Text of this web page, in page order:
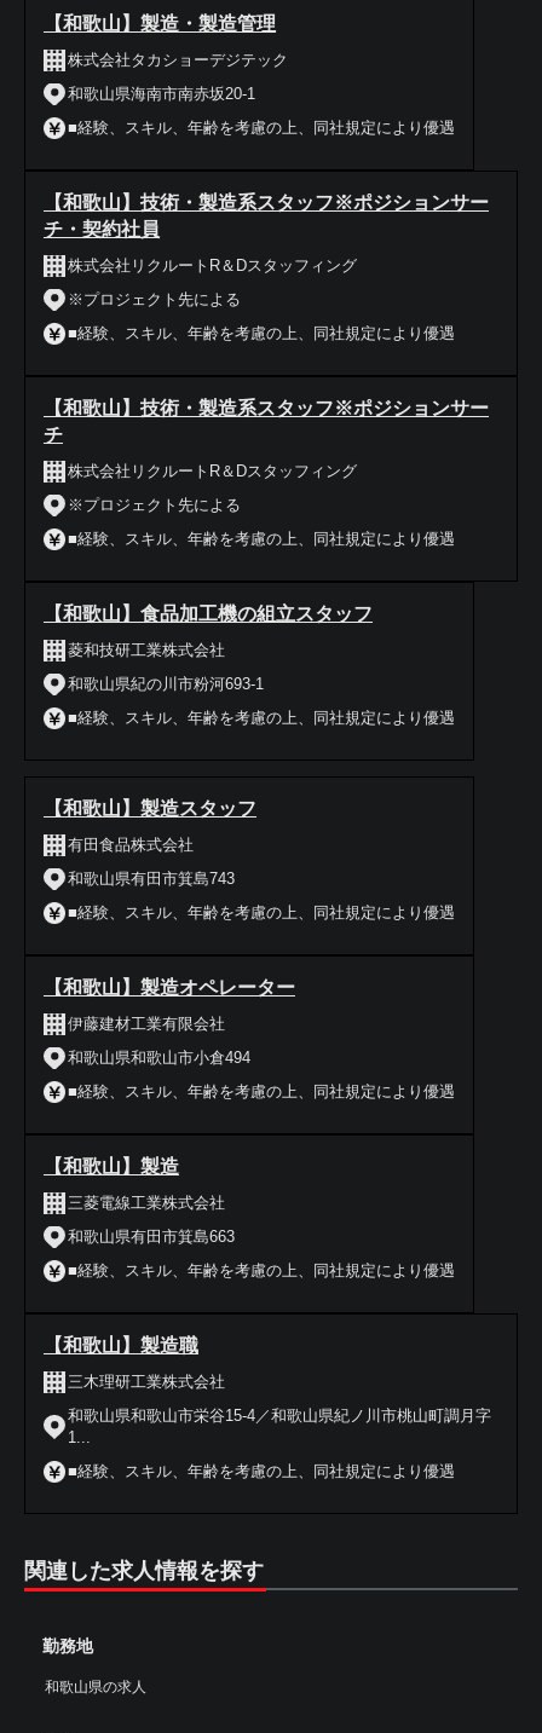
【和歌山】製造・製造管理
株式会社タカショーデジテック
和歌山県海南市南赤坂20-1
■経験、スキル、年齢を考慮の上、同社規定により優遇
【和歌山】技術・製造系スタッフ※ポジションサー
チ・契約社員
株式会社リクルートR＆Dスタッフィング
※プロジェクト先による
■経験、スキル、年齢を考慮の上、同社規定により優遇
【和歌山】技術・製造系スタッフ※ポジションサー
チ
株式会社リクルートR＆Dスタッフィング
※プロジェクト先による
■経験、スキル、年齢を考慮の上、同社規定により優遇
【和歌山】食品加工機の組立スタッフ
菱和技研工業株式会社
和歌山県紀の川市粉河693-1
■経験、スキル、年齢を考慮の上、同社規定により優遇
【和歌山】製造スタッフ
有田食品株式会社
和歌山県有田市箕島743
■経験、スキル、年齢を考慮の上、同社規定により優遇
【和歌山】製造オペレーター
伊藤建材工業有限会社
和歌山県和歌山市小倉494
■経験、スキル、年齢を考慮の上、同社規定により優遇
【和歌山】製造
三菱電線工業株式会社
和歌山県有田市箕島663
■経験、スキル、年齢を考慮の上、同社規定により優遇
【和歌山】製造職
三木理研工業株式会社
和歌山県和歌山市栄谷15‐4／和歌山県紀ノ川市桃山町調月字
1...
■経験、スキル、年齢を考慮の上、同社規定により優遇
関連した求人情報を探す
勤務地
和歌山県の求人